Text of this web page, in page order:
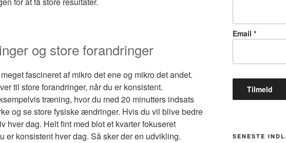
og store forandringer
fascineret af mikro det ene og mikro det andet.
til store forandringer, når du er konsistent.
træning, hvor du med 20 minutters indsats
og se store fysiske ændringer. Hvis du vil blive bedre
hver dag. Helt fint med blot et kvarter fokuseret
er konsistent hver dag. Så sker der en udvikling.
Email *
SENESTE